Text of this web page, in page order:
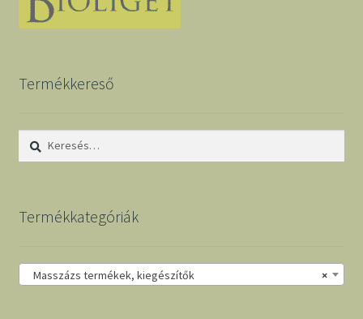
Termékkereső
Keresés:
Termékkategóriák
×
Masszázs termékek, kiegészítők